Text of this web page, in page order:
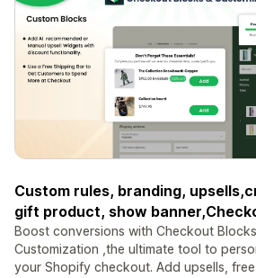
Custom rules, branding,
gift product, show
Boost conversions with Checkout
Customization ,the ultimate tool to
your Shopify checkout. Add upsells,